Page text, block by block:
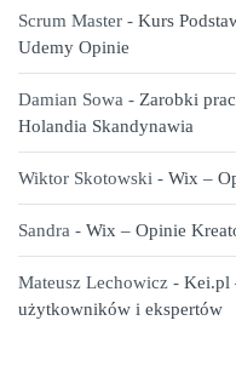
Scrum Master - Kurs
Udemy Opinie
Damian Sowa - Zarobki
Holandia Skandynawia
Wiktor Skotowski - Wix –
Sandra - Wix – Opinie
Mateusz Lechowicz - Kei.pl
użytkowników i ekspertów